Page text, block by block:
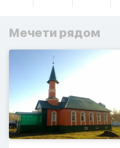
Мечети рядом